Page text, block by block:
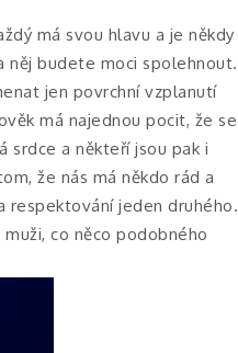
má svou hlavu a je někdy
něj budete moci spolehnout.
jen povrchní vzplanutí
má najednou pocit, že se
srdce a někteří jsou pak i
že nás má někdo rád a
respektování jeden druhého.
co něco podobného